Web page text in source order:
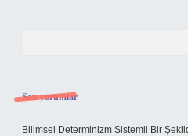
Son yorumlar
Bilimsel Determinizm Sistemli Bir